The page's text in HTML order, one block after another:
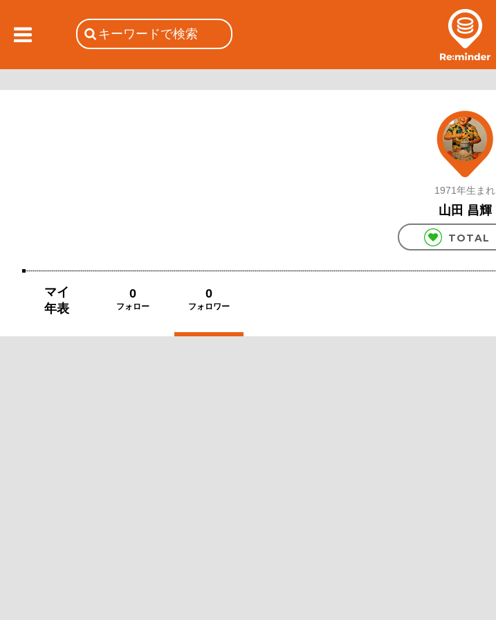
1971年生まれ
山田 昌輝
TOTAL
マイ
年表
0
フォロー
0
フォロワー